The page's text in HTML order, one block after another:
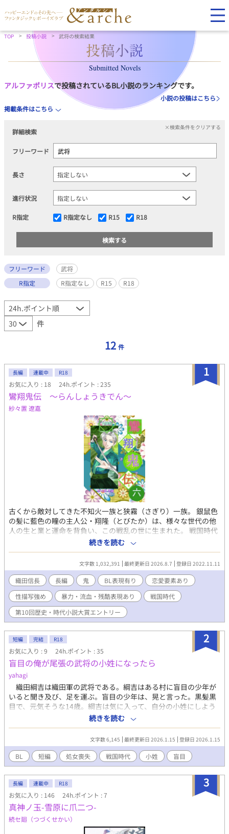
TOP 投稿小説 武将の検索結果
Submitted Novels
アルファポリスで投稿されているBL小説のランキングです。
小説の投稿はこちら
掲載条件はこちら
詳細検索
×検索条件をクリアする
フリーワード
長さ
進行状況
R指定 R指定なし R15 R18
フリーワード
武将
R指定
R指定なし R15 R18
件
12 件
1
長編 連載中 R18
お気に入り : 18 24h.ポイント : 235
鸞翔鬼伝 〜らんしょうきでん〜
紗々置 遼嘉
古くから敵対してきた不知火一族と狭霧（さぎり）一族。 銀鼠色
の髪に藍色の瞳の主人公・翔隆（とびたか）は、様々な世代の他
人の生と業と運命を背負い、この戦乱の世に生まれた。 戦国時代
の武将達と関わりながら必死に生きていく主人公の物語。 ＢＬな
伽とその他過酷な描写、男女の関係が出ます。 話の中で睦言が出
る時は題名と作中に※を付けます。苦手な方は避けて下さい。
続きを読む
文字数 1,032,391 最終更新日 2026.8.7 登録日 2022.11.11
織田信長 長編 鬼 BL表現有り
恋愛要素あり
性描写強め
暴力・流血・残酷表現あり
戦国時代
第10回歴史・時代小説大賞エントリー
2
短編 完結 R18
お気に入り : 9 24h.ポイント : 35
盲目の俺が尾張の武将の小姓になったら
yahagi
織田綱吉は織田軍の武将である。綱吉はある村に盲目の少年が
いると聞き及び、足を運ぶ。盲目の少年は、晃と言った。黒髪黒
目で、元気そうな14歳。綱吉は気に入って、自分の小姓にしよう
と思いつく。知識のなかった晃に閨事を教えていく綱吉。晃は
段々綱吉に懐いていく。※ムーンライトノベルズ様にも公開して
続きを読む
文字数 6,145 最終更新日 2026.1.15 登録日 2026.1.15
BL 短編 処女喪失 戦国時代 小姓 盲目
3
長編 連載中 R18
お気に入り : 146 24h.ポイント : 7
真神ノ玉-雪原に爪二つ-
続セ廻（つづくせかい）